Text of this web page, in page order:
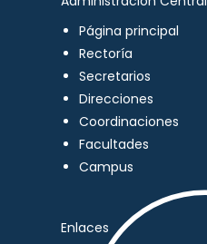
Página principal
Rectoría
Secretarios
Direcciones
Coordinaciones
Facultades
Campus
Enlaces